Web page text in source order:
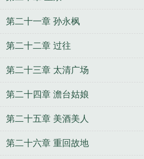
第二十一章 孙永枫
第二十二章 过往
第二十三章 太清广场
第二十四章 澹台姑娘
第二十五章 美酒美人
第二十六章 重回故地